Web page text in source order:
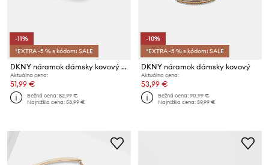
-11%
*EXTRA -5 % s kódom: SALE
DKNY náramok dámsky kovový LILLIE
Aktuálna cena:
51,99 €
Bežná cena:82,99 €
Najnižšia cena:58,99 €
-10%
*EXTRA -5 % s kódom: SALE
DKNY náramok dámsky kovový
Aktuálna cena:
53,99 €
Bežná cena:90,99 €
Najnižšia cena:59,99 €